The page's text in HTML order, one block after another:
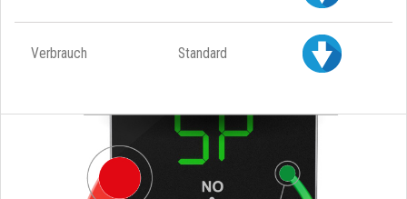
Verbrauch Standard